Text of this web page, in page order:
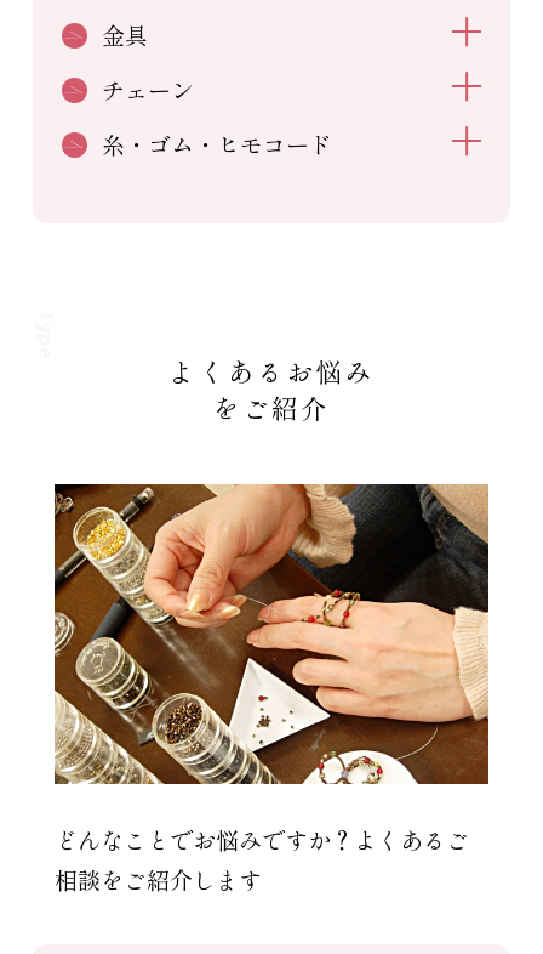
金具
チェーン
糸・ゴム・ヒモコード
よくあるお悩み
をご紹介
どんなことでお悩みですか？よくあるご
相談をご紹介します